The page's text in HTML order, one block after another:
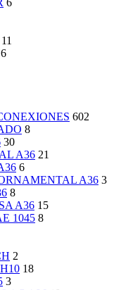
11
6
602
8
30
A36 21
6
A36 3
8
A36 15
1045 8
2
18
3